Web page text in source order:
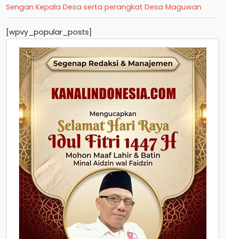
Sengan Kepala Desa serta perangkat Desa Maguwan
[wpvy_popular_posts]